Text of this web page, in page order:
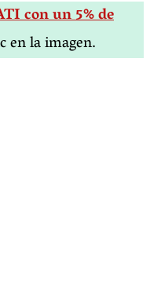
con un 5% de
en la imagen.